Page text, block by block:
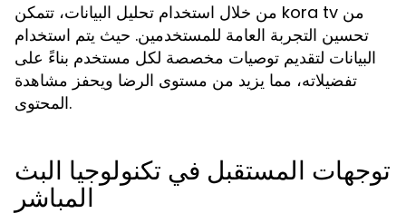
من خلال استخدام تحليل البيانات، تتمكن kora tv من
تحسين التجربة العامة للمستخدمين. حيث يتم استخدام
البيانات لتقديم توصيات مخصصة لكل مستخدم بناءً على
تفضيلاته، مما يزيد من مستوى الرضا ويحفز مشاهدة
المحتوى.
توجهات المستقبل في تكنولوجيا البث
المباشر